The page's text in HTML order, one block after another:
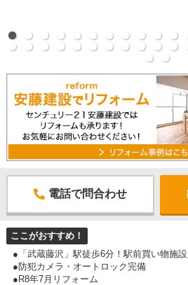
電話で問合わせ
ここがおすすめ！
●「武蔵藤沢」駅徒歩6分！駅前買い物施
●防犯カメラ・オートロック完備
●R8年7月リフォーム